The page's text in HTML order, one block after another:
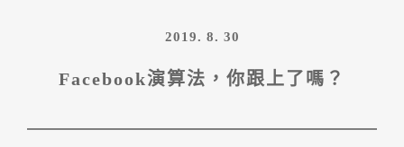
2019. 8. 30
Facebook演算法，你跟上了嗎？